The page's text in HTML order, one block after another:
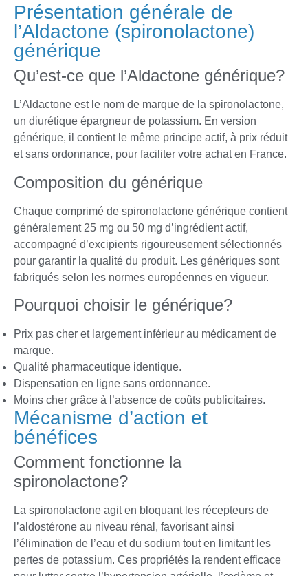
Présentation générale de
l’Aldactone (spironolactone)
générique
Qu’est-ce que l’Aldactone générique?
L’Aldactone est le nom de marque de la spironolactone,
un diurétique épargneur de potassium. En version
générique, il contient le même principe actif, à prix réduit
et sans ordonnance, pour faciliter votre achat en France.
Composition du générique
Chaque comprimé de spironolactone générique contient
généralement 25 mg ou 50 mg d’ingrédient actif,
accompagné d’excipients rigoureusement sélectionnés
pour garantir la qualité du produit. Les génériques sont
fabriqués selon les normes européennes en vigueur.
Pourquoi choisir le générique?
Prix pas cher et largement inférieur au médicament de
marque.
Qualité pharmaceutique identique.
Dispensation en ligne sans ordonnance.
Moins cher grâce à l’absence de coûts publicitaires.
Mécanisme d’action et
bénéfices
Comment fonctionne la
spironolactone?
La spironolactone agit en bloquant les récepteurs de
l’aldostérone au niveau rénal, favorisant ainsi
l’élimination de l’eau et du sodium tout en limitant les
pertes de potassium. Ces propriétés la rendent efficace